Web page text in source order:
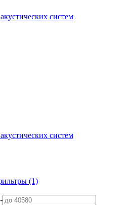
систем
систем
(1)
-